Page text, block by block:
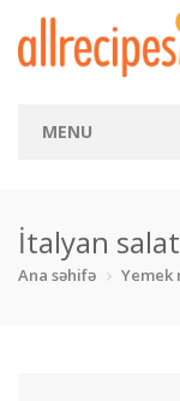
MENU
Kateqoriya
İtalyan
Ana səhifə Yemek